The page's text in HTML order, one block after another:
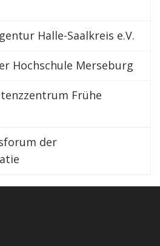
Halle-Saalkreis e.V.
Hochschule Merseburg
Frühe
der